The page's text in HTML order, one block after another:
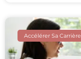
Accélérer Sa Carrière